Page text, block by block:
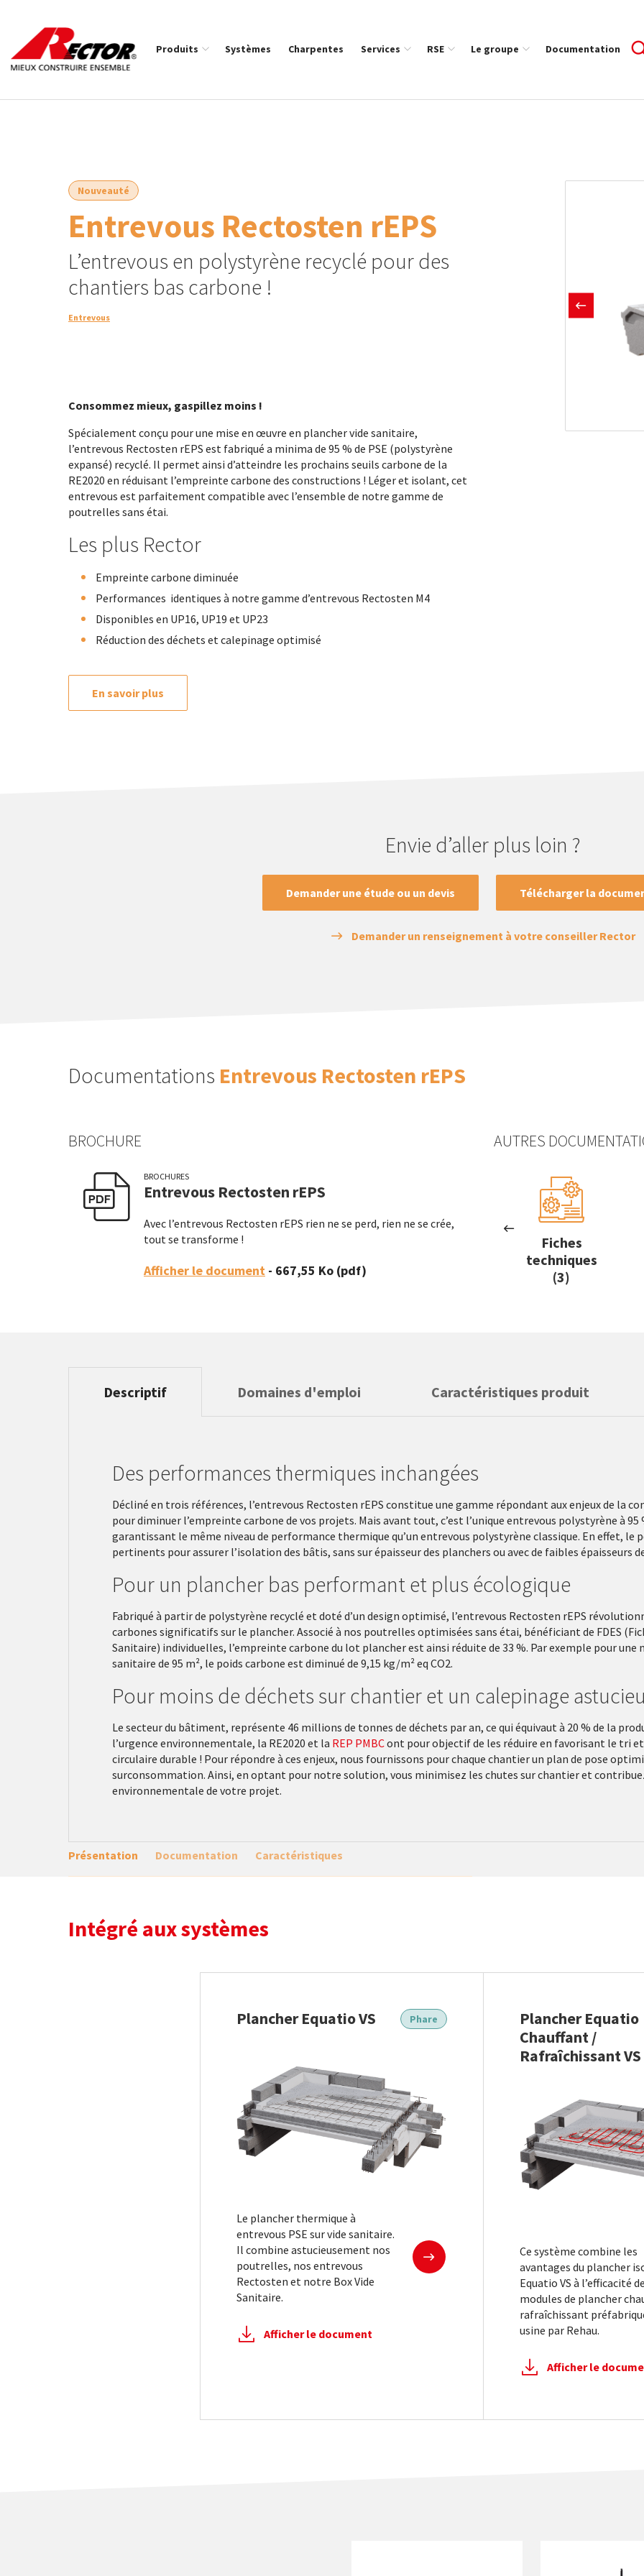
Rector Mieux construire ensemble
Produits Systèmes Charpentes Services RSE Le groupe Documentation
Nouveauté
Entrevous Rectosten rEPS
L’entrevous en polystyrène recyclé pour des
chantiers bas carbone !
Entrevous
Présentation Documentation Caractéristiques
Consommez mieux, gaspillez moins !
Spécialement conçu pour une mise en œuvre en plancher vide sanitaire,
l’entrevous Rectosten rEPS est fabriqué a minima de 95 % de PSE (polystyrène
expansé) recyclé. Il permet ainsi d’atteindre les prochains seuils carbone de la
RE2020 en réduisant l’empreinte carbone des constructions ! Léger et isolant, cet
entrevous est parfaitement compatible avec l’ensemble de notre gamme de
poutrelles sans étai.
Les plus Rector
Empreinte carbone diminuée
Performances identiques à notre gamme d’entrevous Rectosten M4
Disponibles en UP16, UP19 et UP23
Réduction des déchets et calepinage optimisé
En savoir plus
Envie d’aller plus loin ?
Demander une étude ou un devis Télécharger la
Demander un renseignement à votre conseiller Rector
Documentations Entrevous Rectosten rEPS
BROCHURE
BROCHURES
Entrevous Rectosten rEPS
Avec l’entrevous Rectosten rEPS rien ne se perd, rien ne se crée,
tout se transforme !
Afficher le document - 667,55 Ko (pdf)
AUTRES
Vidéos (1)
Fiches
techniques
(3)
Descriptif Domaines d'emploi Caractéristiques produit
Des performances thermiques inchangées
Décliné en trois références, l’entrevous Rectosten rEPS constitue une gamme répondant aux enjeux de la
pour diminuer l’empreinte carbone de vos projets. Mais avant tout, c’est l’unique entrevous polystyrène à
garantissant le même niveau de performance thermique qu’un entrevous polystyrène classique. En effet, le
pertinents pour assurer l’isolation des bâtis, sans sur épaisseur des planchers ou avec de faibles épaisseurs
Pour un plancher bas performant et plus écologique
Fabriqué à partir de polystyrène recyclé et doté d’un design optimisé, l’entrevous Rectosten rEPS
carbones significatifs sur le plancher. Associé à nos poutrelles optimisées sans étai, bénéficiant de FDES
Sanitaire) individuelles, l’empreinte carbone du lot plancher est ainsi réduite de 33 %. Par exemple pour une
sanitaire de 95 m², le poids carbone est diminué de 9,15 kg/m² eq CO2.
Pour moins de déchets sur chantier et un calepinage
Le secteur du bâtiment, représente 46 millions de tonnes de déchets par an, ce qui équivaut à 20 % de la
l’urgence environnementale, la RE2020 et la REP PMBCont pour objectif de les réduire en favorisant le tri
circulaire durable ! Pour répondre à ces enjeux, nous fournissons pour chaque chantier un plan de pose
surconsommation. Ainsi, en optant pour notre solution, vous minimisez les chutes sur chantier et
environnementale de votre projet.
Intégré aux systèmes
Phare
Plancher Equatio VS
Le plancher thermique à
entrevous PSE sur vide sanitaire.
Il combine astucieusement nos
poutrelles, nos entrevous
Rectosten et notre Box Vide
Sanitaire.
En savoir plus
Afficher le document
Plancher Equatio
Chauffant /
Rafraîchissant VS
Ce système combine les
avantages du plancher
Equatio VS à l’efficacité
modules de plancher
rafraîchissant
usine par Rehau.
Afficher le
Conçues pour les planchers Equatio de grandes portées,
Le Rectofix